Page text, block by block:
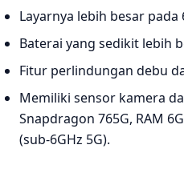
Layarnya lebih besar pada
Baterai yang sedikit lebih
Fitur perlindungan debu
Memiliki sensor kamera
Snapdragon 765G, RAM
(sub-6GHz 5G).